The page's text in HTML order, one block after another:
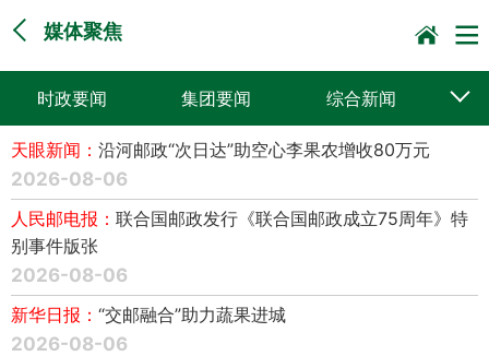
媒体聚焦
时政要闻 集团要闻 综合新闻
媒体聚焦 党建动态 普遍服务
科技创新 企业文化 一线风采
集邮报道
天眼新闻： 沿河邮政“次日达”助空心李果农增收80万元
2026-08-06
人民邮电报： 联合国邮政发行《联合国邮政成立75周年》特
别事件版张
2026-08-06
新华日报： “交邮融合”助力蔬果进城
2026-08-06